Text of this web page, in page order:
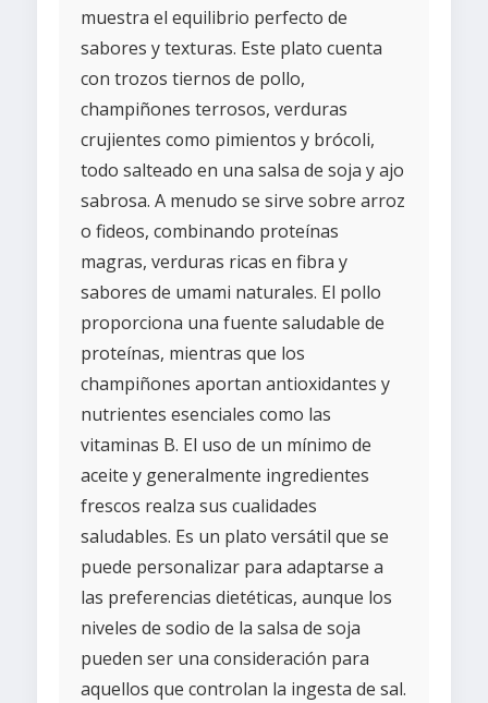
muestra el equilibrio perfecto de
sabores y texturas. Este plato cuenta
con trozos tiernos de pollo,
champiñones terrosos, verduras
crujientes como pimientos y brócoli,
todo salteado en una salsa de soja y ajo
sabrosa. A menudo se sirve sobre arroz
o fideos, combinando proteínas
magras, verduras ricas en fibra y
sabores de umami naturales. El pollo
proporciona una fuente saludable de
proteínas, mientras que los
champiñones aportan antioxidantes y
nutrientes esenciales como las
vitaminas B. El uso de un mínimo de
aceite y generalmente ingredientes
frescos realza sus cualidades
saludables. Es un plato versátil que se
puede personalizar para adaptarse a
las preferencias dietéticas, aunque los
niveles de sodio de la salsa de soja
pueden ser una consideración para
aquellos que controlan la ingesta de sal.